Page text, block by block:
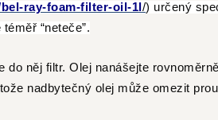
ray-foam-filter-oil-1l/) určený
“neteče”.
do něj filtr. Olej nanášejte
nadbytečný olej může omezit